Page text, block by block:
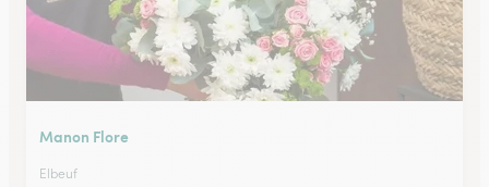
Manon Flore
Elbeuf